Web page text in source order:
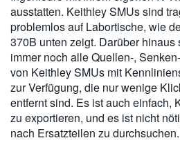
ausstatten. Keithley SMUs sind
problemlos auf Labortische, wie
370B unten zeigt. Darüber hinaus
immer noch alle Quellen-,
von Keithley SMUs mit
zur Verfügung, die nur wenige
entfernt sind. Es ist auch einfach,
zu exportieren, und es ist nicht
nach Ersatzteilen zu durchsuchen.